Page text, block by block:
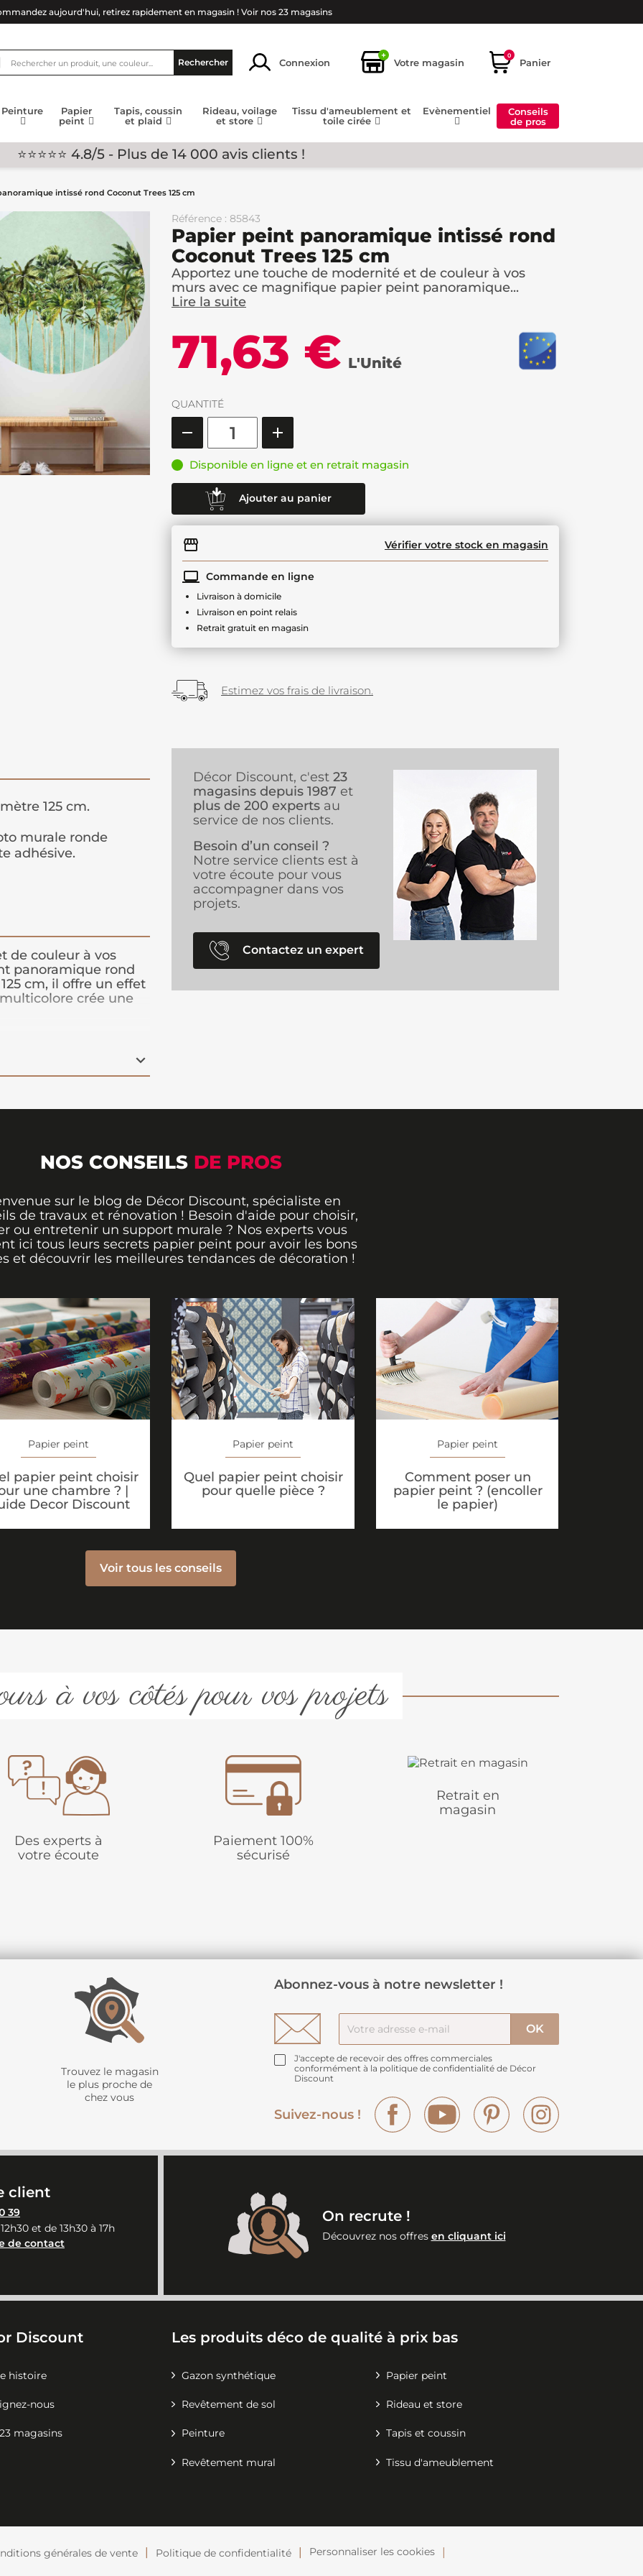
aujourd'hui, retirez rapidement en magasin ! Voir nos 23 magasins
Rechercher Connexion
+
Votre magasin
0
Panier
Peinture
Papier
peint
Tapis, coussin
et plaid
Rideau, voilage
et store
Tissu d'ameublement et
toile cirée
Evènementiel
Conseils
de pros
⭐⭐⭐⭐⭐ 4.8/5 - Plus de 14 000 avis clients !
intissé rond Coconut Trees 125 cm
Référence : 85843
Papier peint panoramique intissé rond
Coconut Trees 125 cm
Apportez une touche de modernité et de couleur à vos
murs avec ce magnifique papier peint panoramique...
Lire la suite
71,63 € L'Unité
QUANTITÉ
Disponible en ligne et en retrait magasin
Ajouter au panier
Vérifier votre stock en magasin
Commande en ligne
Livraison à domicile
Livraison en point relais
Retrait gratuit en magasin
Estimez vos frais de livraison.
125 cm.
murale ronde
adhésive.
de couleur à vos
panoramique rond
cm, il offre un effet
crée une
facile à poser,
pratique et
instantanément
Décor Discount, c'est 23
magasins depuis 1987 et
plus de 200 experts au
service de nos clients.
Besoin d’un conseil ?
Notre service clients est à
votre écoute pour vous
accompagner dans vos
projets.
Contactez un expert
NOS CONSEILS DE PROS
sur le blog de Décor Discount, spécialiste en
de travaux et rénovation ! Besoin d'aide pour choisir,
ou entretenir un support murale ? Nos experts vous
ici tous leurs secrets papier peint pour avoir les bons
et découvrir les meilleures tendances de décoration !
Papier peint
papier peint choisir
une chambre ? |
Decor Discount
Papier peint
Quel papier peint choisir
pour quelle pièce ?
Papier peint
Comment poser un
papier peint ? (encoller
le papier)
Voir tous les conseils
à vos côtés pour vos projets
Des experts à
votre écoute
Paiement 100%
sécurisé
Retrait en
magasin
Trouvez le magasin
le plus proche de
chez vous
Abonnez-vous à notre newsletter !
J'accepte de recevoir des offres commerciales
conformément à la politique de confidentialité de Décor
Discount
Suivez-nous !
Facebook YouTube Pinterest
client
39
et de 13h30 à 17h
de contact
On recrute !
Découvrez nos offres en cliquant ici
Discount
histoire
nous
magasins
Les produits déco de qualité à prix bas
Gazon synthétique Papier peint
Revêtement de sol Rideau et store
Peinture Tapis et coussin
Revêtement mural Tissu d'ameublement
générales de vente Politique de confidentialité Personnaliser les cookies